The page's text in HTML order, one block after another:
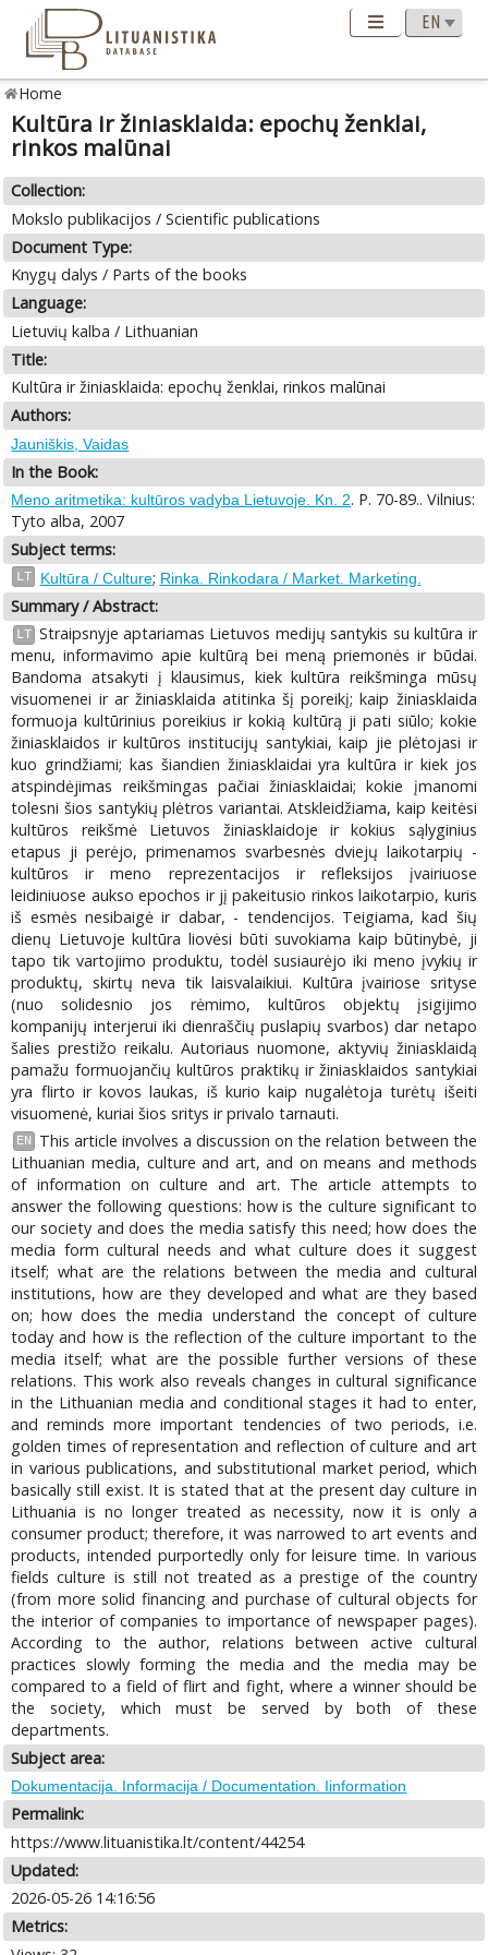
Home
Kultūra ir žiniasklaida: epochų ženklai,
rinkos malūnai
Collection:
Mokslo publikacijos / Scientific publications
Document Type:
Knygų dalys / Parts of the books
Language:
Lietuvių kalba / Lithuanian
Title:
Kultūra ir žiniasklaida: epochų ženklai, rinkos malūnai
Authors:
Jauniškis, Vaidas
In the Book:
Meno aritmetika: kultūros vadyba Lietuvoje. Kn. 2. P. 70-89.. Vilnius:
Tyto alba, 2007
Subject terms:
LT Kultūra / Culture; Rinka. Rinkodara / Market. Marketing.
Summary / Abstract:
LT Straipsnyje aptariamas Lietuvos medijų santykis su kultūra ir
menu, informavimo apie kultūrą bei meną priemonės ir būdai.
Bandoma atsakyti į klausimus, kiek kultūra reikšminga mūsų
visuomenei ir ar žiniasklaida atitinka šį poreikį; kaip žiniasklaida
formuoja kultūrinius poreikius ir kokią kultūrą ji pati siūlo; kokie
žiniasklaidos ir kultūros institucijų santykiai, kaip jie plėtojasi ir
kuo grindžiami; kas šiandien žiniasklaidai yra kultūra ir kiek jos
atspindėjimas reikšmingas pačiai žiniasklaidai; kokie įmanomi
tolesni šios santykių plėtros variantai. Atskleidžiama, kaip keitėsi
kultūros reikšmė Lietuvos žiniasklaidoje ir kokius sąlyginius
etapus ji perėjo, primenamos svarbesnės dviejų laikotarpių -
kultūros ir meno reprezentacijos ir refleksijos įvairiuose
leidiniuose aukso epochos ir jį pakeitusio rinkos laikotarpio, kuris
iš esmės nesibaigė ir dabar, - tendencijos. Teigiama, kad šių
dienų Lietuvoje kultūra liovėsi būti suvokiama kaip būtinybė, ji
tapo tik vartojimo produktu, todėl susiaurėjo iki meno įvykių ir
produktų, skirtų neva tik laisvalaikiui. Kultūra įvairiose srityse
(nuo solidesnio jos rėmimo, kultūros objektų įsigijimo
kompanijų interjerui iki dienraščių puslapių svarbos) dar netapo
šalies prestižo reikalu. Autoriaus nuomone, aktyvių žiniasklaidą
pamažu formuojančių kultūros praktikų ir žiniasklaidos santykiai
yra flirto ir kovos laukas, iš kurio kaip nugalėtoja turėtų išeiti
visuomenė, kuriai šios sritys ir privalo tarnauti.
EN
This article involves a discussion on the relation between the
Lithuanian media, culture and art, and on means and methods
of information on culture and art. The article attempts to
answer the following questions: how is the culture significant to
our society and does the media satisfy this need; how does the
media form cultural needs and what culture does it suggest
itself; what are the relations between the media and cultural
institutions, how are they developed and what are they based
on; how does the media understand the concept of culture
today and how is the reflection of the culture important to the
media itself; what are the possible further versions of these
relations. This work also reveals changes in cultural significance
in the Lithuanian media and conditional stages it had to enter,
and reminds more important tendencies of two periods, i.e.
golden times of representation and reflection of culture and art
in various publications, and substitutional market period, which
basically still exist. It is stated that at the present day culture in
Lithuania is no longer treated as necessity, now it is only a
consumer product; therefore, it was narrowed to art events and
products, intended purportedly only for leisure time. In various
fields culture is still not treated as a prestige of the country
(from more solid financing and purchase of cultural objects for
the interior of companies to importance of newspaper pages).
According to the author, relations between active cultural
practices slowly forming the media and the media may be
compared to a field of flirt and fight, where a winner should be
the society, which must be served by both of these
departments.
Subject area:
Dokumentacija. Informacija / Documentation. Iinformation
Permalink:
https://www.lituanistika.lt/content/44254
Updated:
2026-05-26 14:16:56
Metrics: